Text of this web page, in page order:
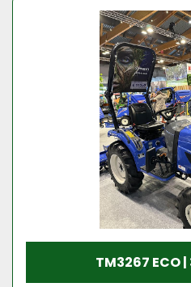
TM3267 ECO |